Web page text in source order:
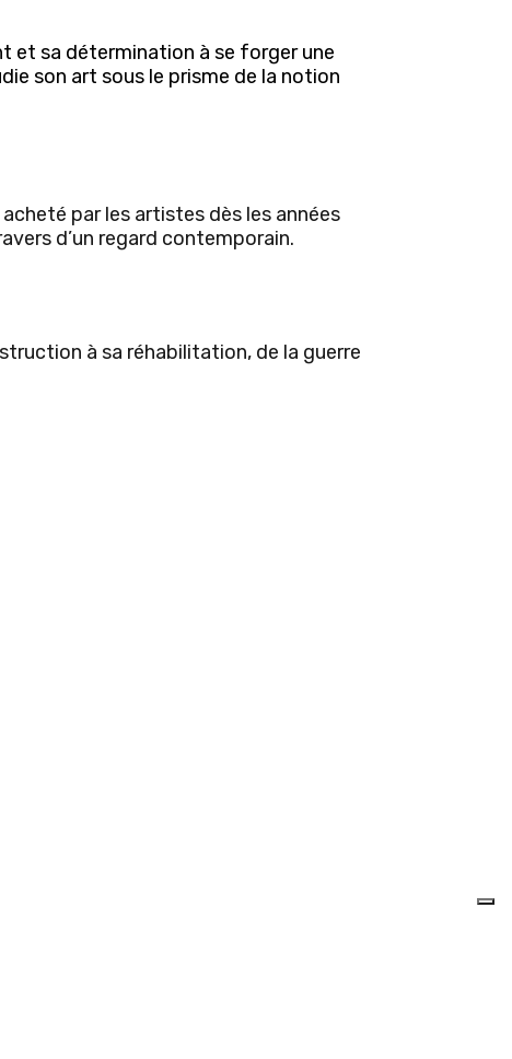
et sa détermination à se forger une
son art sous le prisme de la notion
par les artistes dès les années
d’un regard contemporain.
à sa réhabilitation, de la guerre